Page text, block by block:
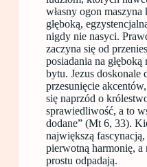
własny ogon
głęboką,
nigdy nie nasyci.
zaczyna się od
posiadania na
bytu. Jezus doskonale
przesunięcie
się naprzód o
sprawiedliwość, a to
dodane” (Mt 6, 33).
największą
pierwotną harmonię, a
prostu odpadają.